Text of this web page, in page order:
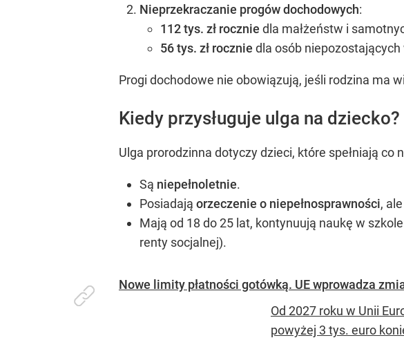
Nieprzekraczanie progów dochodowych:
112 tys. zł rocznie dla małżeństw i
56 tys. zł rocznie dla osób
Progi dochodowe nie obowiązują, jeśli rodzina ma
Kiedy przysługuje ulga na dziecko?
Ulga prorodzinna dotyczy dzieci, które spełniają
Są niepełnoletnie.
Posiadają orzeczenie o niepełnosprawności,
Mają od 18 do 25 lat, kontynuują naukę w
renty socjalnej).
Nowe limity płatności gotówką. UE wprowadza
Od 2027 roku w Unii
powyżej 3 tys. euro